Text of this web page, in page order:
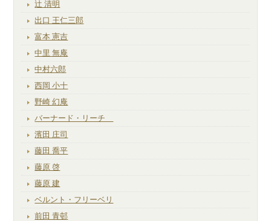
辻 清明
出口 王仁三郎
富本 憲吉
中里 無庵
中村六郎
西岡 小十
野崎 幻庵
バーナード・リーチ
濱田 庄司
藤田 喬平
藤原 啓
藤原 建
ベルント・フリーベリ
前田 青邨